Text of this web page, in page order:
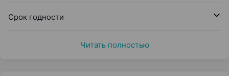
Срок годности
Читать полностью